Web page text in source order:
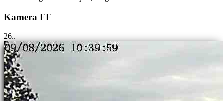
Kamera FF
25..